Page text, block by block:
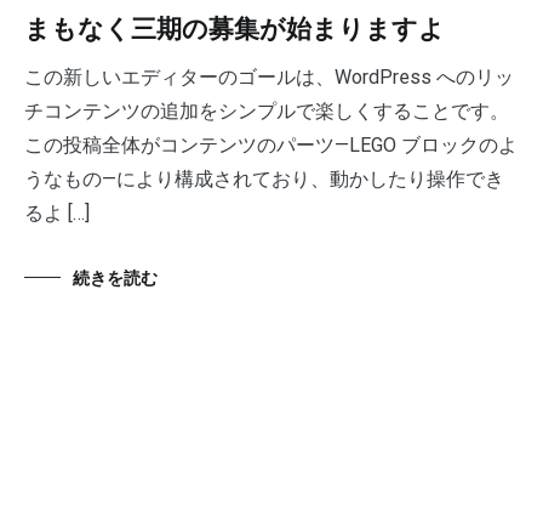
まもなく三期の募集が始まりますよ
この新しいエディターのゴールは、WordPress へのリッ
チコンテンツの追加をシンプルで楽しくすることです。
この投稿全体がコンテンツのパーツ—LEGO ブロックのよ
うなもの—により構成されており、動かしたり操作でき
るよ […]
続きを読む